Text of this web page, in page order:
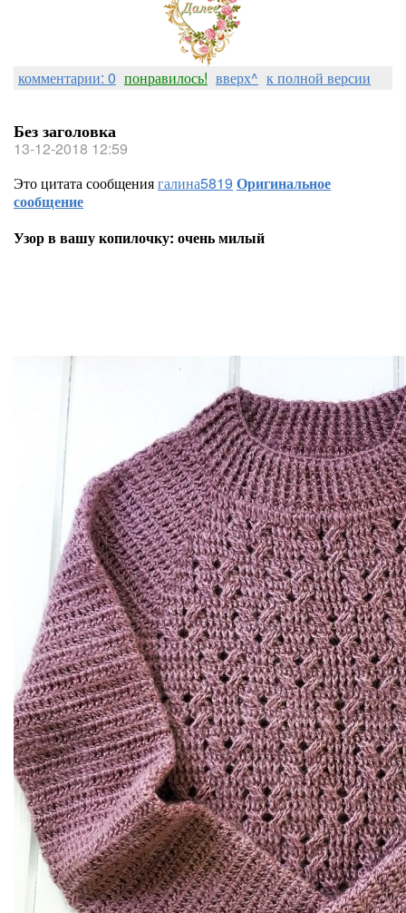
комментарии: 0 понравилось! вверх^ к полной версии
Без заголовка
13-12-2018 12:59
Это цитата сообщениягалина5819 Оригинальное
сообщение
Узор в вашу копилочку: очень милый